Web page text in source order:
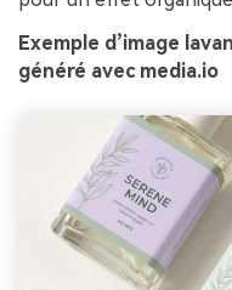
Exemple d’image
généré avec media.io